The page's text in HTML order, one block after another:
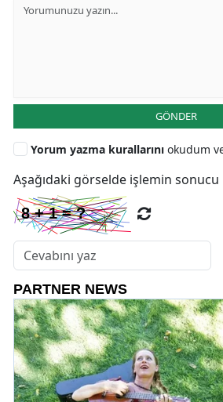
GÖNDER
Yorum yazma kurallarını okudum
Aşağıdaki görselde işlemin sonucu